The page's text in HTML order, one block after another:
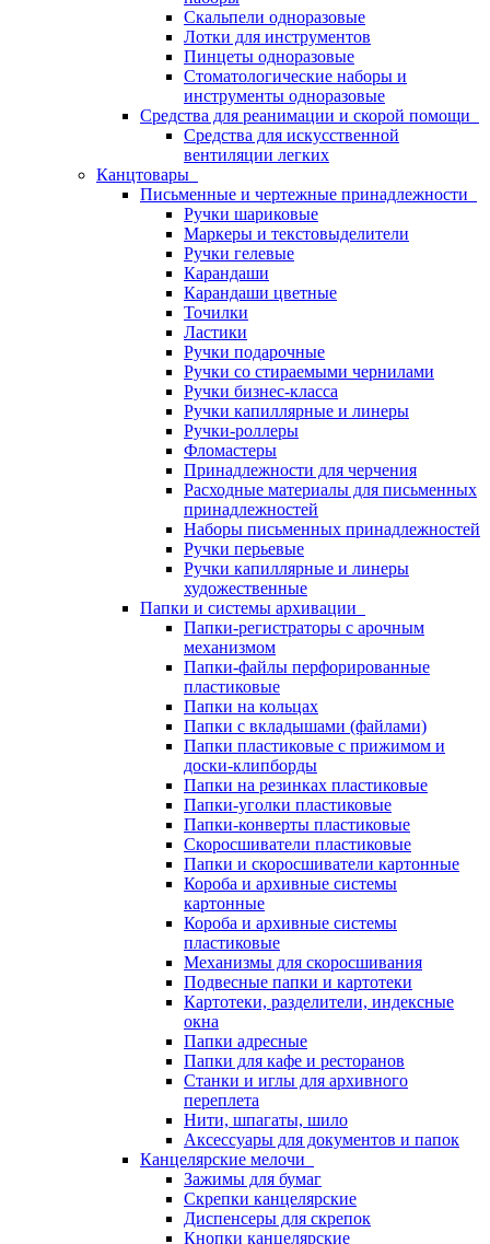
Скальпели одноразовые
Лотки для инструментов
Пинцеты одноразовые
Стоматологические наборы и
инструменты одноразовые
Средства для реанимации и скорой помощи
Средства для искусственной
вентиляции легких
Канцтовары
Письменные и чертежные принадлежности
Ручки шариковые
Маркеры и текстовыделители
Ручки гелевые
Карандаши
Карандаши цветные
Точилки
Ластики
Ручки подарочные
Ручки со стираемыми чернилами
Ручки бизнес-класса
Ручки капиллярные и линеры
Ручки-роллеры
Фломастеры
Принадлежности для черчения
Расходные материалы для письменных
принадлежностей
Наборы письменных принадлежностей
Ручки перьевые
Ручки капиллярные и линеры
художественные
Папки и системы архивации
Папки-регистраторы с арочным
механизмом
Папки-файлы перфорированные
пластиковые
Папки на кольцах
Папки с вкладышами (файлами)
Папки пластиковые с прижимом и
доски-клипборды
Папки на резинках пластиковые
Папки-уголки пластиковые
Папки-конверты пластиковые
Скоросшиватели пластиковые
Папки и скоросшиватели картонные
Короба и архивные системы
картонные
Короба и архивные системы
пластиковые
Механизмы для скоросшивания
Подвесные папки и картотеки
Картотеки, разделители, индексные
окна
Папки адресные
Папки для кафе и ресторанов
Станки и иглы для архивного
переплета
Нити, шпагаты, шило
Аксессуары для документов и папок
Канцелярские мелочи
Зажимы для бумаг
Скрепки канцелярские
Диспенсеры для скрепок
Кнопки канцелярские